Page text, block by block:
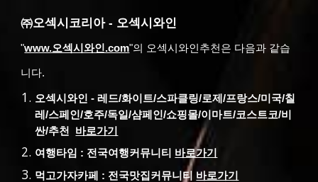
㈜오섹시코리아 - 오섹시와인
"www.오섹시와인.com"의 오섹시와인 추천은 다음과 같습
니다.
오섹시와인 -레드/화이트/스파클링/로제/프랑스/미국/칠
레/스페인/호주/독일/샴페인/쇼핑몰/이마트/코스트코/비
싼/추천
바로가기
여행타임 : 전국여행커뮤니티 바로가기
먹고가자카페 : 전국맛집커뮤니티 바로가기